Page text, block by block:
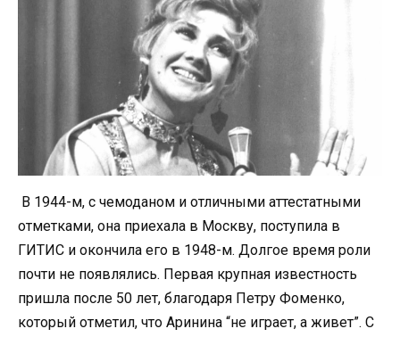
В 1944-м, с чемоданом и отличными аттестатными
отметками, она приехала в Москву, поступила в
ГИТИС и окончила его в 1948-м. Долгое время роли
почти не появлялись. Первая крупная известность
пришла после 50 лет, благодаря Петру Фоменко,
который отметил, что Аринина “не играет, а живет”. С